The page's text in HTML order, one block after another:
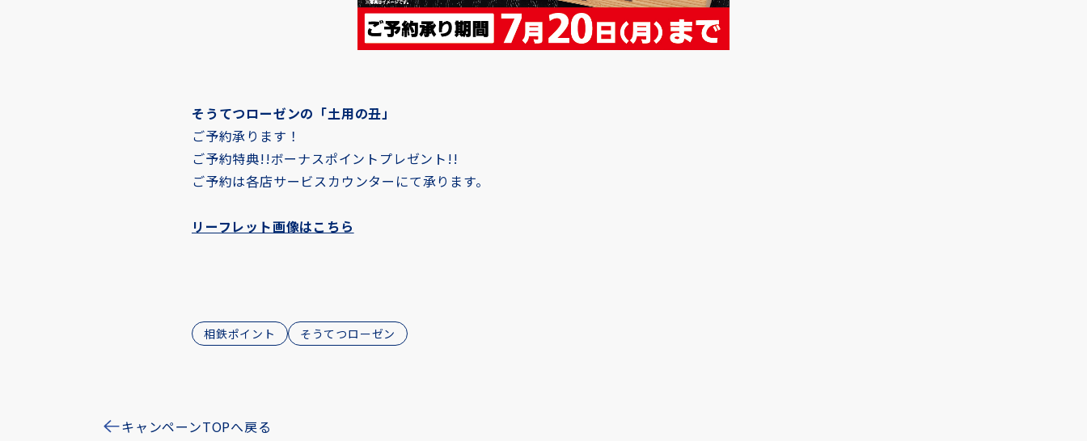
そうてつローゼンの「土用の丑」
ご予約承ります！
ご予約特典!!ボーナスポイントプレゼント!!
ご予約は各店サービスカウンターにて承ります。
リーフレット画像はこちら
相鉄ポイント そうてつローゼン
キャンペーンTOPへ戻る